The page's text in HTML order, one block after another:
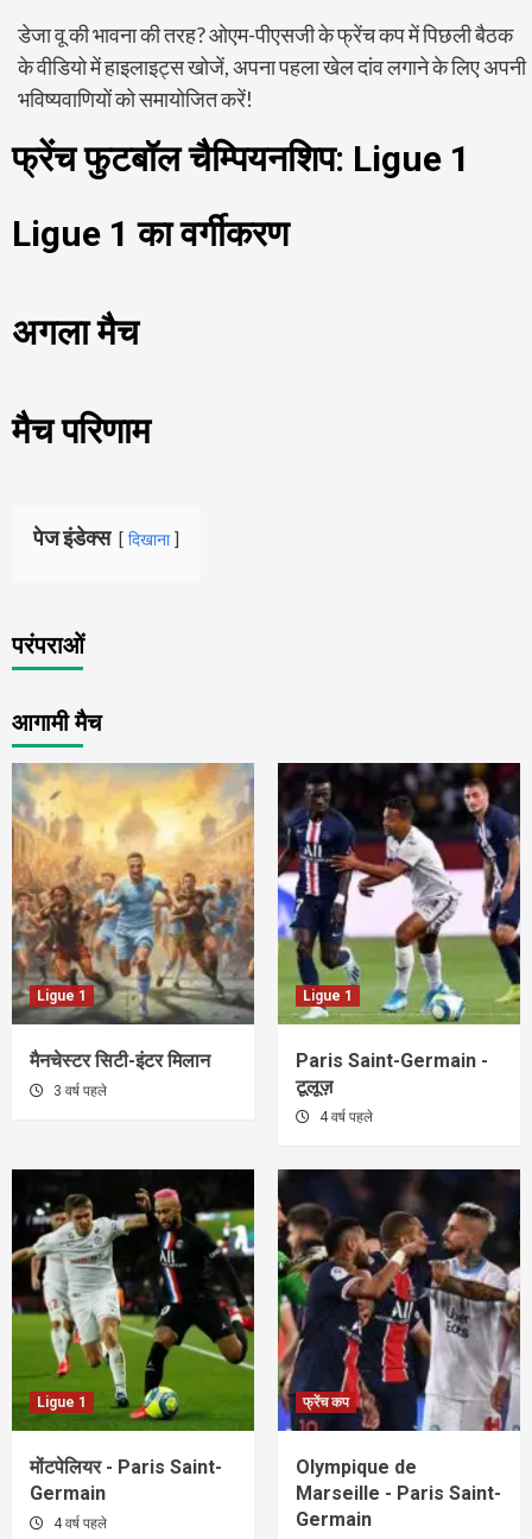
डेजा वू की भावना की तरह? ओएम-पीएसजी के फ्रेंच कप में पिछली बैठक
के वीडियो में हाइलाइट्स खोजें, अपना पहला खेल दांव लगाने के लिए अपनी
भविष्यवाणियों को समायोजित करें!
फ्रेंच फुटबॉल चैम्पियनशिप: Ligue 1
Ligue 1 का वर्गीकरण
अगला मैच
मैच परिणाम
पेज इंडेक्स दिखाना
परंपराओं
आगामी मैच
Ligue 1
मैनचेस्टर सिटी-इंटर मिलान
3 वर्ष पहले
Ligue 1
Paris Saint-Germain -
टूलूज़
4 वर्ष पहले
Ligue 1
मोंटपेलियर - Paris Saint-
Germain
4 वर्ष पहले
फ्रेंच कप
Olympique de
Marseille - Paris Saint-
Germain